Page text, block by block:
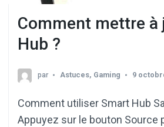
Comment mettre à
Hub ?
par Astuces, Gaming 9
Comment utiliser Smart Hub
Appuyez sur le bouton Source